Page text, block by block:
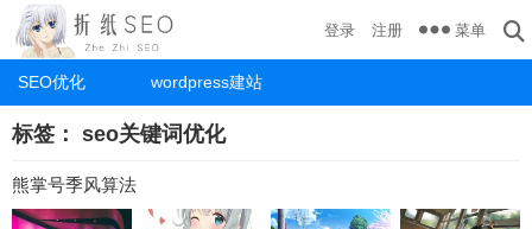
SEO优化 wordpress建站
登录 注册 菜单
标签： seo关键词优化
熊掌号季风算法